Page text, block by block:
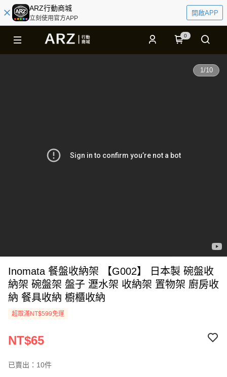
ARZ行動商城
立刻使用官方APP
開啟APP
0
1/10
Inomata 餐盤收納架 【G002】 日本製 碗盤收
納架 碗盤架 盤子 瀝水架 收納架 置物架 廚房收
納 餐具收納 櫥櫃收納
超取滿NT$599免運
NT$65
已賣出：10件